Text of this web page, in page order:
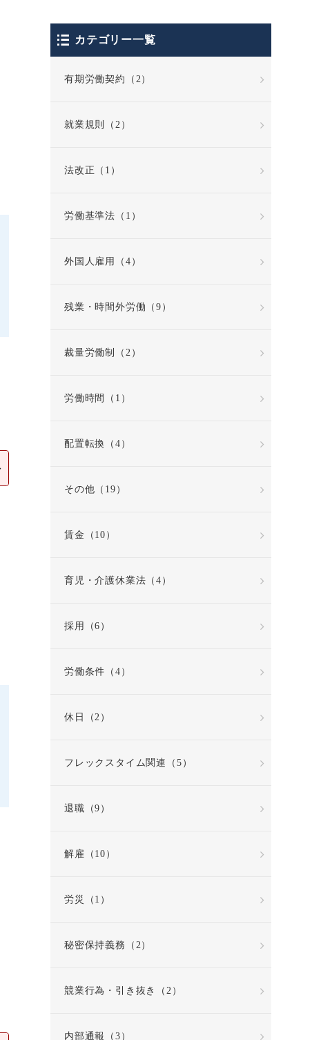
カテゴリー一覧
有期労働契約（2）
就業規則（2）
法改正（1）
労働基準法（1）
外国人雇用（4）
残業・時間外労働（9）
裁量労働制（2）
労働時間（1）
配置転換（4）
その他（19）
賃金（10）
育児・介護休業法（4）
採用（6）
労働条件（4）
休日（2）
フレックスタイム関連（5）
退職（9）
解雇（10）
労災（1）
秘密保持義務（2）
競業行為・引き抜き（2）
内部通報（3）